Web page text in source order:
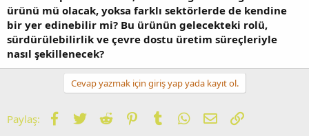
ürünü mü olacak, yoksa farklı sektörlerde de kendine
bir yer edinebilir mi? Bu ürünün gelecekteki rolü,
sürdürülebilirlik ve çevre dostu üretim süreçleriyle
nasıl şekillenecek?
Cevap yazmak için giriş yap yada kayıt ol.
Paylaş: Facebook
TwitterReddit PinterestTumblrWhatsApp
E-postaLink